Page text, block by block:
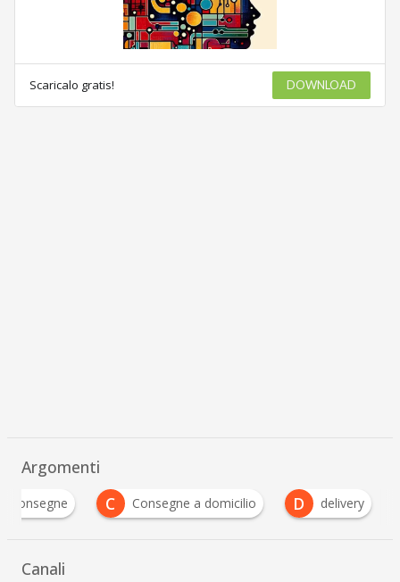
Scaricalo gratis! DOWNLOAD
Argomenti
consegne C Consegne a domicilio D delivery
Canali